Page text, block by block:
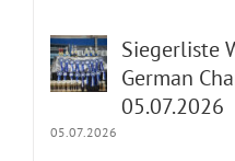
Siegerliste
German
05.07.2026
05.07.2026